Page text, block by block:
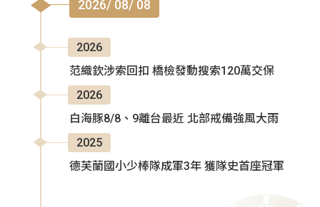
2026/ 08/ 08
2026
范織欽涉索回扣 橋檢發動搜索120萬交保
2026
白海豚8/8、9離台最近 北部戒備強風大雨
2025
德芙蘭國小少棒隊成軍3年 獲隊史首座冠軍